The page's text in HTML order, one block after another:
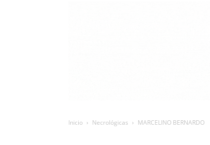
Inicio Necrológicas MARCELINO BERNARDO